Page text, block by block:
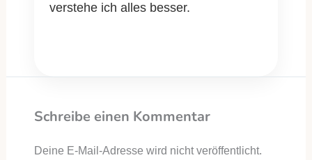
verstehe ich alles besser.
Schreibe einen Kommentar
Deine E-Mail-Adresse wird nicht veröffentlicht.